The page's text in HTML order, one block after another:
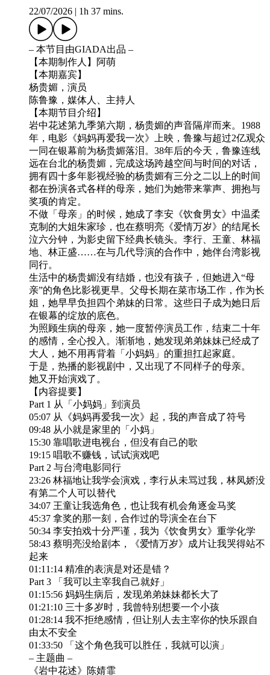
22/07/2026 1h 37 mins.
– 本节目由GIADA出品 –
【本期制作人】阿萌
【本期嘉宾】
杨贵媚，演员
陈鲁豫，媒体人、主持人
【本期节目介绍】
岩中花述第九季第六期，杨贵媚的声音隔岸而来。1988
年，电影《妈妈再爱我一次》上映，鲁豫与超过2亿观众
一同在银幕前为杨贵媚落泪。38年后的今天，鲁豫连线
远在台北的杨贵媚，完成这场跨越空间与时间的对话，
拥有四十多年影视经验的杨贵媚有三分之二以上的时间
都在扮演各式各样的母亲，她们为她带来掌声、拥抱与
奖项的肯定。
不做「母亲」的时候，她成了李安《饮食男女》中温柔
克制的大姐朱家珍，也在蔡明亮《爱情万岁》的结尾长
泣六分钟，为影史留下经典长镜头。李行、王童、林福
地、林正盛……在与几代导演的合作中，她伴台湾影视
同行。
生活中的杨贵媚没有结婚，也没有孩子，但她进入“母
亲”的角色比影视更早。父母长期在菜市场工作，作为长
姐，她早早负担四个弟妹的日常。这些日子成为她日后
在银幕的绽放的底色。
为照顾生病的母亲，她一度暂停演员工作，结束二十年
的感情，全心投入。渐渐地，她发现弟弟妹妹已经成了
大人，她不用再背着「小妈妈」的重担扛起家庭。
于是，热播的影视剧中，又出现了不同样子的母亲。
她又开始演戏了。
【内容提要】
Part 1 从「小妈妈」到演员
05:07 从《妈妈再爱我一次》起，我的声音成了符号
09:48 从小就是家里的「小妈」
15:30 靠唱歌进电视台，但没有自己的歌
19:15 唱歌不赚钱，试试演戏吧
Part 2 与台湾电影同行
23:26 林福地让我学会演戏，李行从未骂过我，林凤娇没
有第二个人可以替代
34:07 王童让我选角色，也让我有机会角逐金马奖
45:37 拿奖的那一刻，合作过的导演全在台下
50:34 李安拍戏十分严谨，我为《饮食男女》重学化学
58:43 蔡明亮没给剧本，《爱情万岁》成片让我哭得站不
起来
01:11:14 精准的表演是对还是错？
Part 3 「我可以主宰我自己就好」
01:15:56 妈妈生病后，发现弟弟妹妹都长大了
01:21:10 三十多岁时，我曾特别想要一个小孩
01:28:14 我不拒绝感情，但让别人去主宰你的快乐跟自
由太不安全
01:33:50 「这个角色我可以胜任，我就可以演」
– 主题曲 –
《岩中花述》陈婧霏